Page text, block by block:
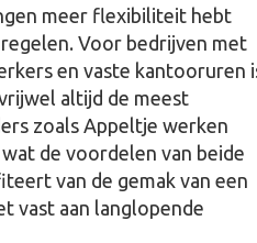
meer flexibiliteit hebt
Voor bedrijven met
en vaste kantooruren
altijd de meest
zoals Appeltje werken
de voordelen van beide
van de gemak van een
vast aan langlopende